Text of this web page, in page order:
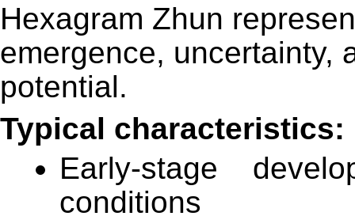
Hexagram Zhun
emergence, uncertainty,
potential.
Typical characteristics:
Early-stage
conditions